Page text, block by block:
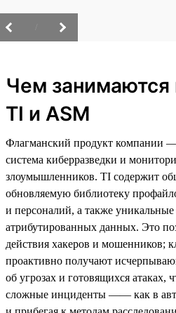
Чем занимаются
TI и ASM
Флагманский продукт компании
система киберразведки и
злоумышленников. TI содержит
обновляемую библиотеку
и персоналий, а также
атрибутированных данных. Это
действия хакеров и мошенников;
проактивно получают
об угрозах и готовящихся атаках,
сложные инциденты —— как в